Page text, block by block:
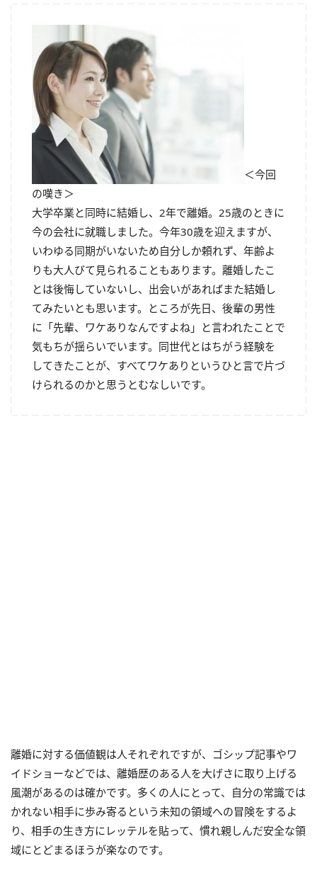
＜今回
の嘆き＞
大学卒業と同時に結婚し、2年で離婚。25歳のときに
今の会社に就職しました。今年30歳を迎えますが、
いわゆる同期がいないため自分しか頼れず、年齢よ
りも大人びて見られることもあります。離婚したこ
とは後悔していないし、出会いがあればまた結婚し
てみたいとも思います。ところが先日、後輩の男性
に「先輩、ワケありなんですよね」と言われたことで
気もちが揺らいでいます。同世代とはちがう経験を
してきたことが、すべてワケありというひと言で片づ
けられるのかと思うとむなしいです。
離婚に対する価値観は人それぞれですが、ゴシップ記事やワ
イドショーなどでは、離婚歴のある人を大げさに取り上げる
風潮があるのは確かです。多くの人にとって、自分の常識では
かれない相手に歩み寄るという未知の領域への冒険をするよ
り、相手の生き方にレッテルを貼って、慣れ親しんだ安全な領
域にとどまるほうが楽なのです。